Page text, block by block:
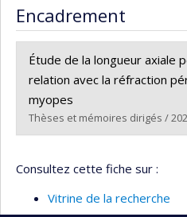
Encadrement
Étude de la longueur axiale
relation avec la réfraction
myopes
Thèses et mémoires dirigés /
Cycle :Maîtrise
Diplôme obtenu :M. Sc.
Consultez cette fiche sur :
Vitrine de la recherche